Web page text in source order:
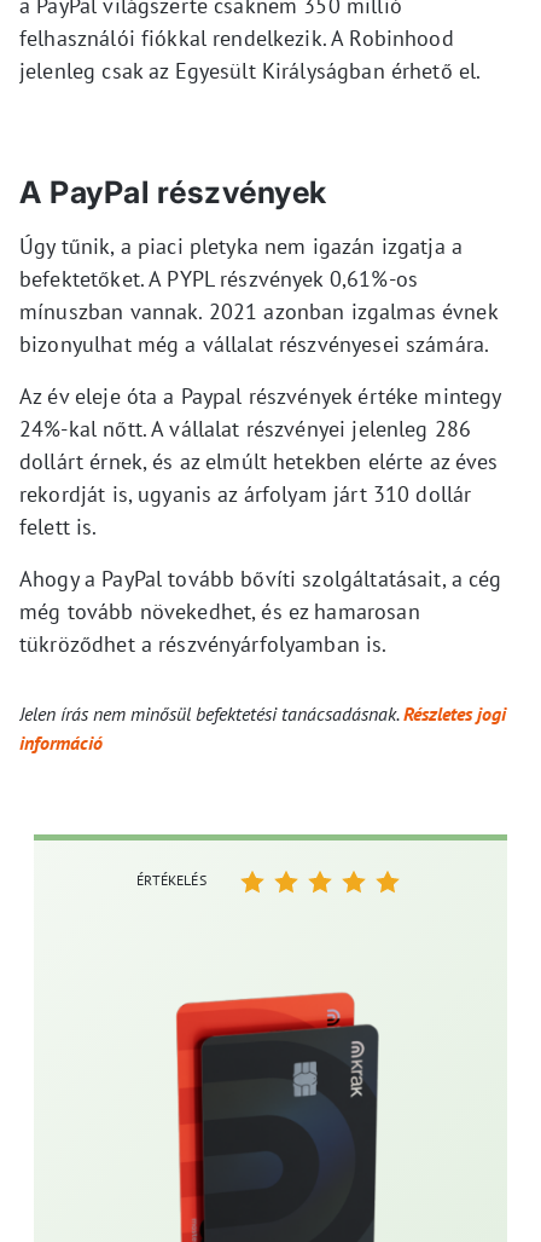
felhasználói fiókkal rendelkezik. A Robinhood
jelenleg csak az Egyesült Királyságban érhető el.
A PayPal részvények
Úgy tűnik, a piaci pletyka nem igazán izgatja a
befektetőket. A PYPL részvények 0,61%-os
mínuszban vannak. 2021 azonban izgalmas évnek
bizonyulhat még a vállalat részvényesei számára.
Az év eleje óta a Paypal részvények értéke mintegy
24%-kal nőtt. A vállalat részvényei jelenleg 286
dollárt érnek, és az elmúlt hetekben elérte az éves
rekordját is, ugyanis az árfolyam járt 310 dollár
felett is.
Ahogy a PayPal tovább bővíti szolgáltatásait, a cég
még tovább növekedhet, és ez hamarosan
tükröződhet a részvényárfolyamban is.
Jelen írás nem minősül befektetési tanácsadásnak.Részletes jogi
információ
ÉRTÉKELÉS